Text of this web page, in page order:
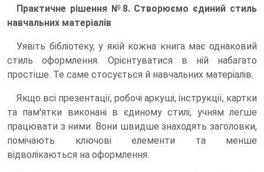
Практичне рішення №8. Створюємо єдиний стиль
навчальних матеріалів
Уявіть бібліотеку, у якій кожна книга має однаковий
стиль оформлення. Орієнтуватися в ній набагато
простіше. Те саме стосується й навчальних матеріалів.
Якщо всі презентації, робочі аркуші, інструкції, картки
та пам'ятки виконані в єдиному стилі, учням легше
працювати з ними. Вони швидше знаходять заголовки,
помічають ключові елементи та менше
відволікаються на оформлення.